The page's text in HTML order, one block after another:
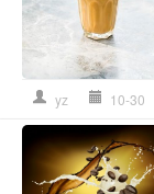
yz 10-30